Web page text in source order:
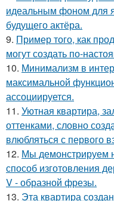
идеальным фоном для
будущего актёра.
9. Пример того, как
могут создать по-
10. Минимализм в
максимальной
ассоциируется.
11. Уютная квартира,
оттенками, словно
влюбляться с первого
12. Мы демонстрируем
способ изготовления
V - образной фрезы.
13. Эта квартира